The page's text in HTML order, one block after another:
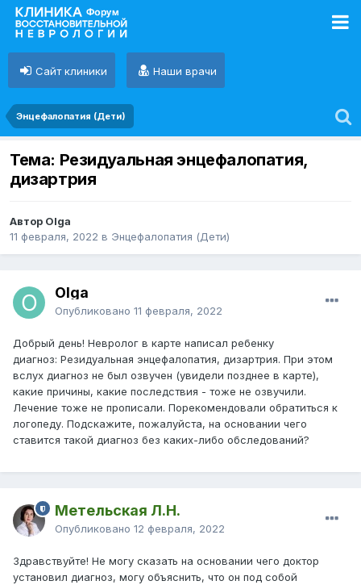
Сайт клиники Наши врачи
Энцефалопатия (Дети)
Тема: Резидуальная энцефалопатия,
дизартрия
Автор Olga
11 февраля, 2022 в Энцефалопатия (Дети)
Olga
Опубликовано 11 февраля, 2022
Добрый день! Невролог в карте написал ребенку
диагноз: Резидуальная энцефалопатия, дизартрия. При этом
вслух диагноз не был озвучен (увидели позднее в карте),
какие причины, какие последствия - тоже не озвучили.
Лечение тоже не прописали. Порекомендовали обратиться к
логопеду. Подскажите, пожалуйста, на основании чего
ставится такой диагноз без каких-либо обследований?
Метельская Л.Н.
Опубликовано 12 февраля, 2022
Здравствуйте! Не могу сказать на основании чего доктор
установил диагноз, могу объяснить, что он под собой